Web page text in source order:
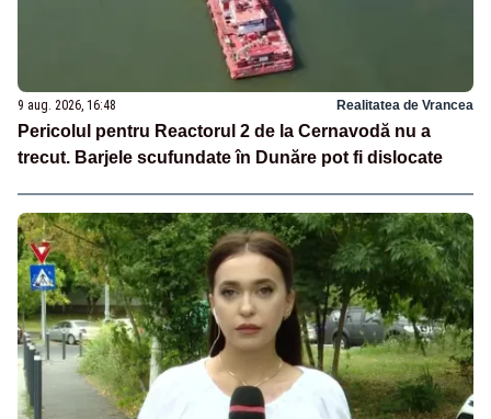
9 aug. 2026, 16:48 Realitatea de Vrancea
Pericolul pentru Reactorul 2 de la Cernavodă nu a
trecut. Barjele scufundate în Dunăre pot fi dislocate